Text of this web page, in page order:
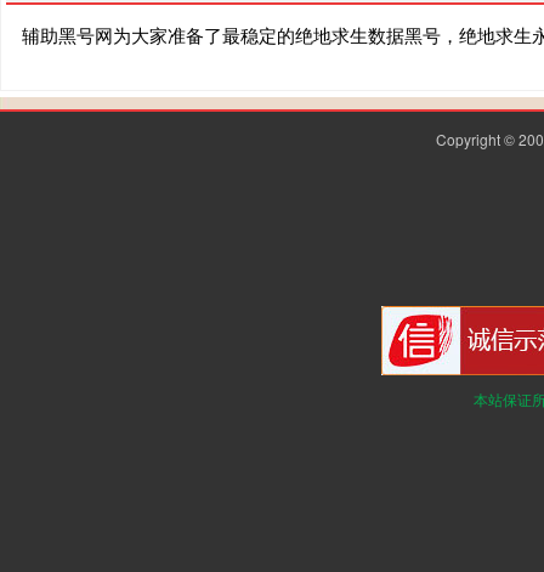
辅助黑号网为大家准备了最稳定的绝地求生数据黑号，绝地求
Copyright ©
本站保证